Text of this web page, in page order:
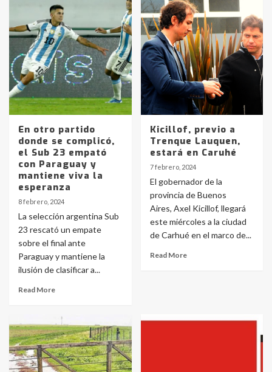
En otro partido
donde se complicó,
el Sub 23 empató
con Paraguay y
mantiene viva la
esperanza
8 febrero, 2024
La selección argentina Sub
23 rescató un empate
sobre el final ante
Paraguay y mantiene la
ilusión de clasificar a...
Read More
Kicillof, previo a
Trenque Lauquen,
estará en Caruhé
7 febrero, 2024
El gobernador de la
provincia de Buenos
Aires, Axel Kicillof, llegará
este miércoles a la ciudad
de Carhué en el marco de...
Read More